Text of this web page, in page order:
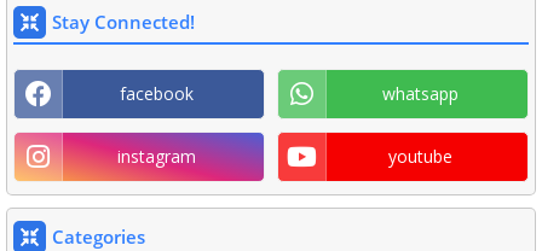
Stay Connected!
facebook whatsapp
instagram youtube
Categories